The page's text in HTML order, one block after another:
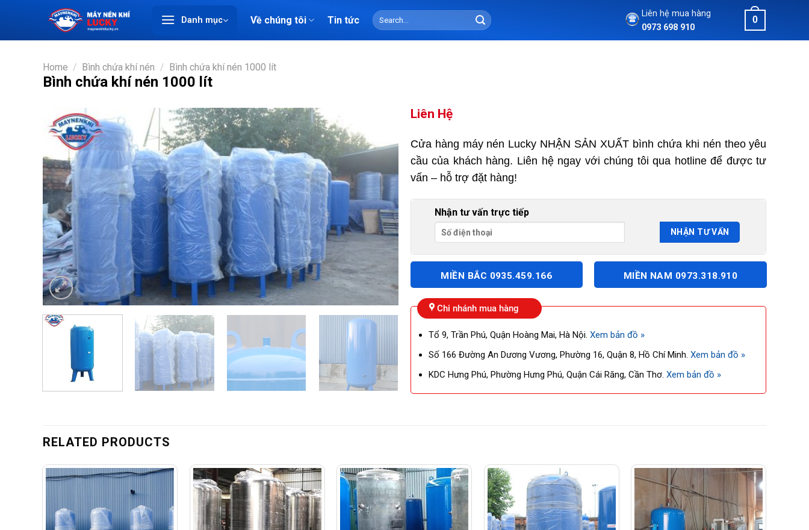
Danh mục Về chúng tôi Tin tức
Search
for:
Liên hệ mua hàng
0973 698 910
0
Home / Bình chứa khí nén / Bình chứa khí nén 1000 lít
Bình chứa khí nén 1000 lít
Liên Hệ
Cửa hàng máy nén Lucky NHẬN SẢN XUẤT bình chứa khi nén theo yêu
cầu của khách hàng. Liên hệ ngay với chúng tôi qua hotline để được tư
vấn – hỗ trợ đặt hàng!
Nhận tư vấn trực tiếp
MIỀN BẮC 0935.459.166 MIỀN NAM 0973.318.910
Chi nhánh mua hàng
Tổ 9, Trần Phú, Quận Hoàng Mai, Hà Nội.Xem bản đồ »
Số 166 Đường An Dương Vương, Phường 16, Quận 8, Hồ Chí Minh.Xem bản đồ »
KDC Hưng Phú, Phường Hưng Phú, Quận Cái Răng, Cần Thơ.Xem bản đồ »
RELATED PRODUCTS